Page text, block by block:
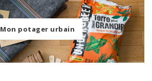
Mon potager urbain